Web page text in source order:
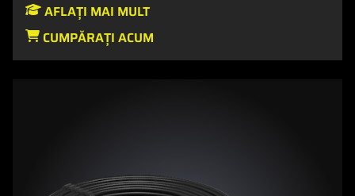
AFLAȚI MAI MULT
CUMPĂRAȚI ACUM